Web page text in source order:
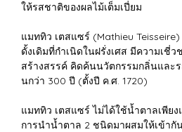
ให้รสชาติของผลไม้เต็มเปี่ยม
แมททิว เตสแซร์ (Mathieu
ดั้งเดิมที่กำเนิดในฝรั่งเศส มีความเชี่
สร้างสรรค์ คิดค้นนวัตกรรมกลิ่นและ
นกว่า 300 ปี (ตั้งปี ค.ศ. 1720)
แมททิว เตสแซร์ ไม่ได้ใช้น้ำตาลเพีย
การนำน้ำตาล 2 ชนิดมาผสมให้เข้ากั